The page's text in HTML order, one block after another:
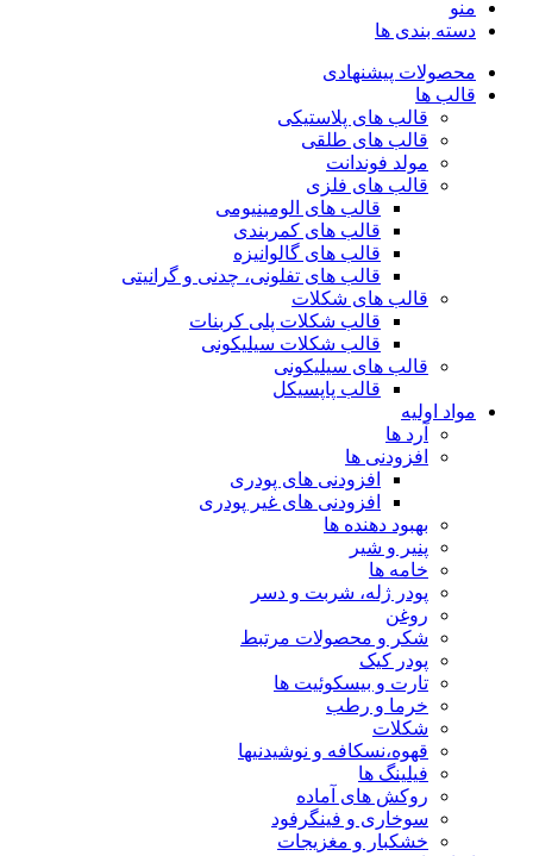
منو
دسته بندی ها
محصولات پیشنهادی
قالب ها
قالب های پلاستیکی
قالب های طلقی
مولد فوندانت
قالب های فلزی
قالب های الومینیومی
قالب های کمربندی
قالب های گالوانیزه
قالب های تفلونی، چدنی و گرانیتی
قالب های شکلات
قالب شکلات پلی کربنات
قالب شکلات سیلیکونی
قالب های سیلیکونی
قالب پاپسیکل
مواد اولیه
آرد ها
افزودنی ها
افزودنی های پودری
افزودنی های غیر پودری
بهبود دهنده ها
پنیر و شیر
خامه ها
پودر ژله، شربت و دسر
روغن
شکر و محصولات مرتبط
پودر کیک
تارت و بیسکوئیت ها
خرما و رطب
شکلات
قهوه،نسکافه و نوشیدنیها
فیلینگ ها
روکش های آماده
سوخاری و فینگرفود
خشکبار و مغزیجات